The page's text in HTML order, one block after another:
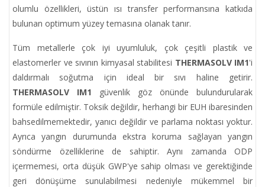
olumlu özellikleri, üstün ısı transfer performansına katkıda
bulunan optimum yüzey temasına olanak tanır.
Tüm metallerle çok iyi uyumluluk, çok çeşitli plastik ve
elastomerler ve sıvının kimyasal stabilitesi THERMASOLV IM1'i
daldırmalı soğutma için ideal bir sıvı haline getirir.
THERMASOLV IM1
güvenlik göz önünde bulundurularak
formüle edilmiştir. Toksik değildir, herhangi bir EUH ibaresinden
bahsedilmemektedir, yanıcı değildir ve parlama noktası yoktur.
Ayrıca yangın durumunda ekstra koruma sağlayan yangın
söndürme özelliklerine de sahiptir. Aynı zamanda ODP
içermemesi, orta düşük GWP'ye sahip olması ve gerektiğinde
geri dönüşüme sunulabilmesi nedeniyle mükemmel bir